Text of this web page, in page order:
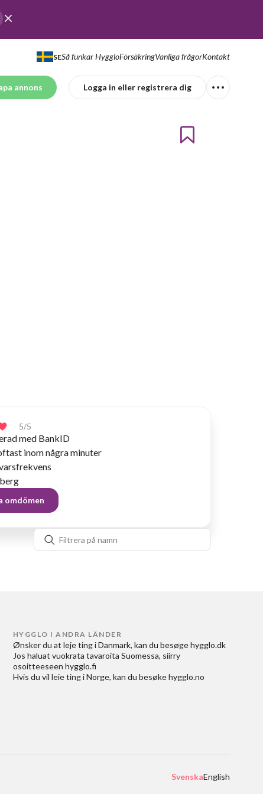
SESå funkar HyggloFörsäkringVanliga frågorKontakt
annons Logga in eller registrera dig
5/5
med BankID
inom några minuter
omdömen
HYGGLO I ANDRA LÄNDER
Ønsker du at leje ting i Danmark, kan du besøge hygglo.dk
Jos haluat vuokrata tavaroita Suomessa, siirry
osoitteeseen hygglo.fi
Hvis du vil leie ting i Norge, kan du besøke hygglo.no
SvenskaEnglish